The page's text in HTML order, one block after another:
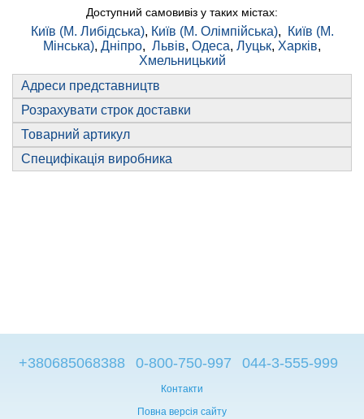
Доступний самовивіз у таких містах:
Київ (М. Либідська), Київ (М. Олімпійська),
Київ (М.
Мінська), Дніпро, Львів, Одеса, Луцьк, Харків,
Хмельницький
Адреси представництв
Розрахувати строк доставки
Товарний артикул
Специфікація виробника
+380685068388 0-800-750-997 044-3-555-999
Контакти
Повна версія сайту